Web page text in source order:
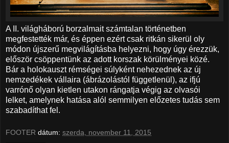
A II. világháború borzalmait számtalan történetben
megfestették már, és éppen ezért csak ritkán sikerül oly
módon újszerű megvilágításba helyezni, hogy úgy érezzük,
először csöppentünk az adott korszak körülményei közé.
Bár a holokauszt rémségei súlyként nehezednek az új
nemzedékek vállaira (ábrázolástól függetlenül), az ifjú
varrónő olyan kietlen utakon rángatja végig az olvasói
lelket, amelynek hatása alól semmilyen előzetes tudás sem
szabadíthat fel.
FOOTER dátum: szerda, november 11, 2015